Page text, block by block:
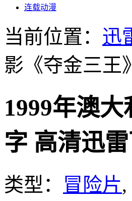
连载动漫
当前位置： 迅
影《夺金三王
1999年澳
字 高清迅
类型： 冒险片,